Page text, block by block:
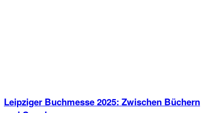
Leipziger Buchmesse 2025: Zwischen Büchern